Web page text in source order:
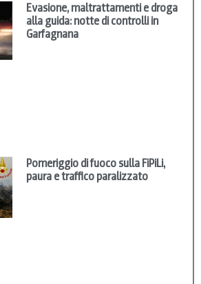
Evasione, maltrattamenti e droga
alla guida: notte di controlli in
Garfagnana
Pomeriggio di fuoco sulla FiPiLi,
paura e traffico paralizzato